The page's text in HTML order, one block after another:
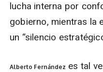
lucha interna por
gobierno, mientras la
un “silencio
Alberto Fernández es tal